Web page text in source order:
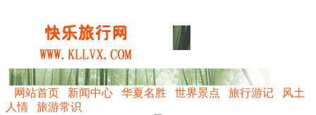
网站首页 新闻中心 华夏名胜 世界景点 旅行游记
风土
人情
旅游常识